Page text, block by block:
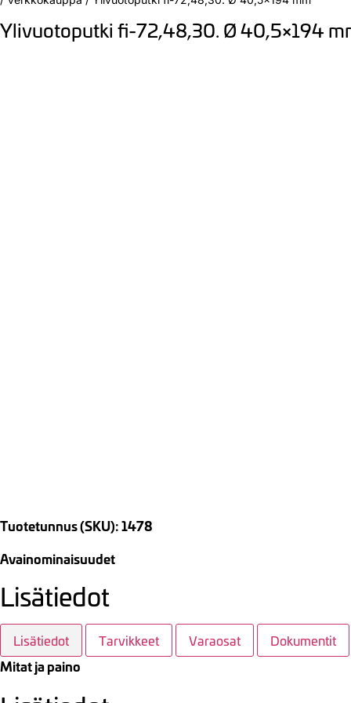
Ylivuotoputki fi-72,48,30. Ø 40,5×194
Tuotetunnus (SKU): 1478
Avainominaisuudet
Lisätiedot
Lisätiedot Tarvikkeet Varaosat Dokumentit
Mitat ja paino